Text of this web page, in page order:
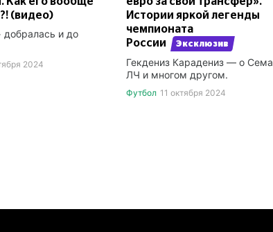
(видео)
добралась и до
2024
Истории яркой легенды
чемпионата
России
Эксклюзив
Гекдениз Карадениз — о
ЛЧ и многом другом.
Футбол 11 октября 2024